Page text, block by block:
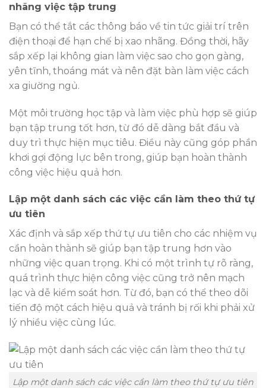
nhãng việc tập trung
Bạn có thể tắt các thông báo về tin tức giải trí trên
điện thoại để hạn chế bị xao nhãng. Đồng thời, hãy
sắp xếp lại không gian làm việc sao cho gọn gàng,
yên tĩnh, thoáng mát và nên đặt bàn làm việc cách
xa giường ngủ.
Một môi trường học tập và làm việc phù hợp sẽ giúp
bạn tập trung tốt hơn, từ đó dễ dàng bắt đầu và
duy trì thực hiện mục tiêu. Điều này cũng góp phần
khơi gợi động lực bên trong, giúp bạn hoàn thành
công việc hiệu quả hơn.
Lập một danh sách các việc cần làm theo thứ tự
ưu tiên
Xác định và sắp xếp thứ tự ưu tiên cho các nhiệm vụ
cần hoàn thành sẽ giúp bạn tập trung hơn vào
những việc quan trọng. Khi có một trình tự rõ ràng,
quá trình thực hiện công việc cũng trở nên mạch
lạc và dễ kiểm soát hơn. Từ đó, bạn có thể theo dõi
tiến độ một cách hiệu quả và tránh bị rối khi phải xử
lý nhiều việc cùng lúc.
Lập một danh sách các việc cần làm theo thứ tự ưu tiên